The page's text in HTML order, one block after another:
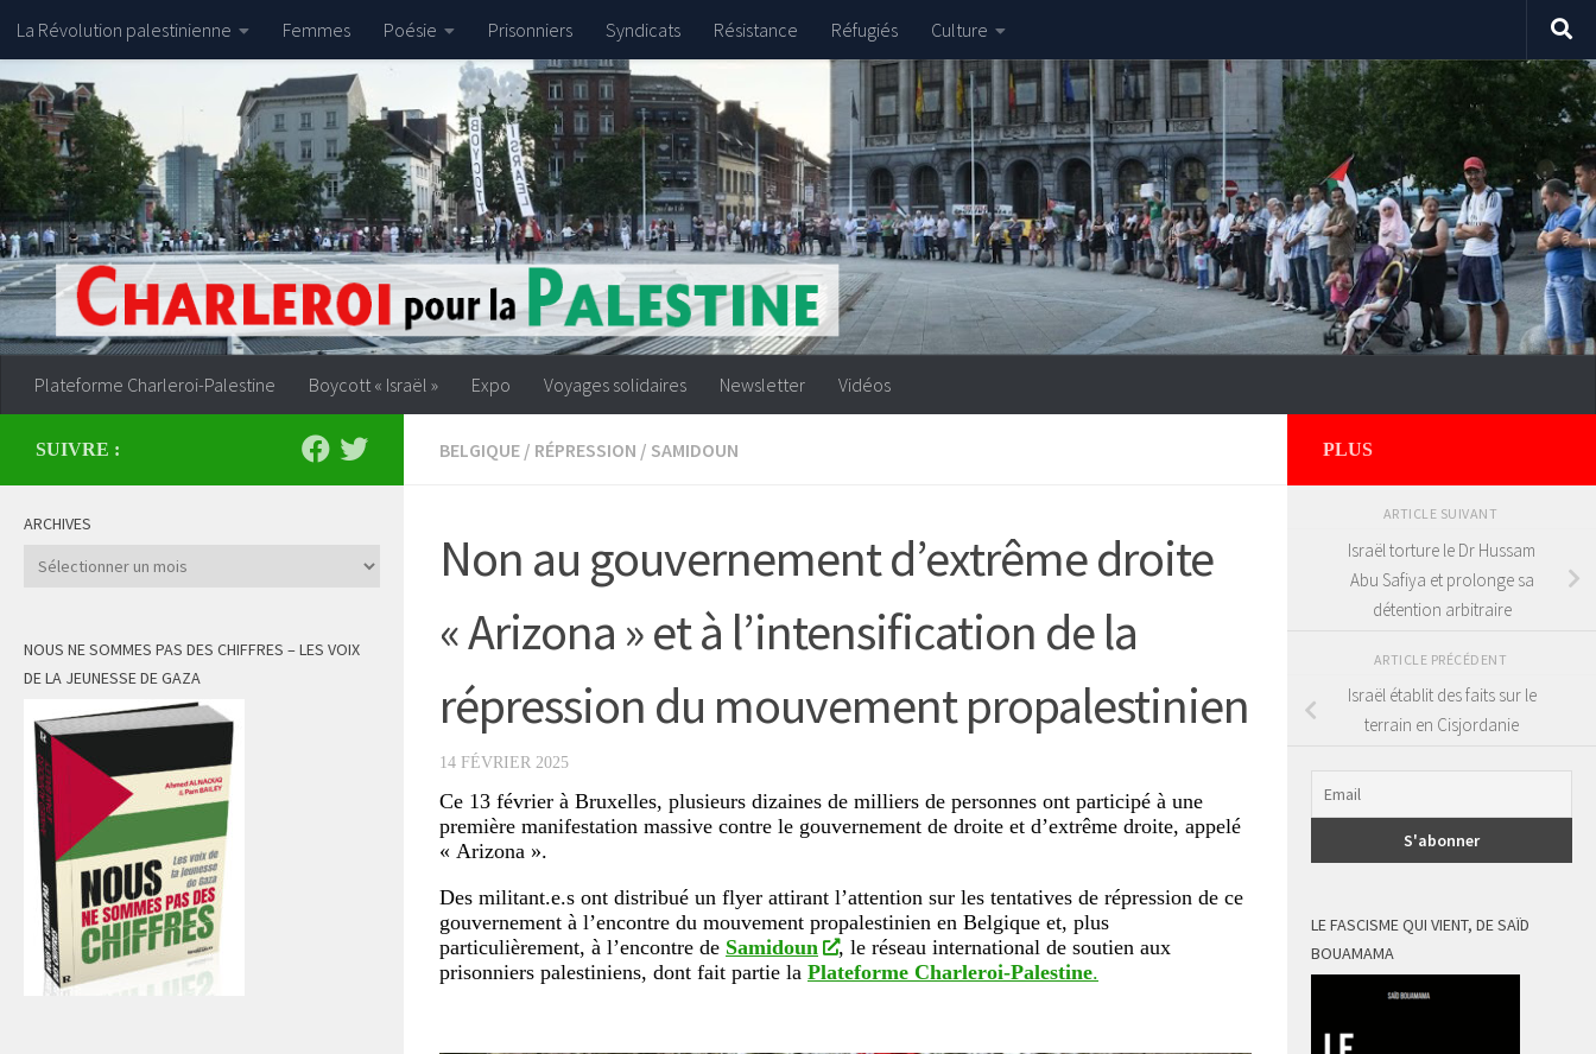
Skip to content
La Révolution palestinienne Femmes Poésie Prisonniers Syndicats Résistance Réfugiés Culture
Plateforme Charleroi-Palestine Boycott « Israël » Expo Voyages solidaires Newsletter Vidéos
BELGIQUE / RÉPRESSION / SAMIDOUN
Non au gouvernement d’extrême droite
« Arizona » et à l’intensification de la
répression du mouvement propalestinien
14 FÉVRIER 2025
Ce 13 février à Bruxelles, plusieurs dizaines de milliers de personnes ont participé à une
première manifestation massive contre le gouvernement de droite et d’extrême droite, appelé
« Arizona ».
Des militant.e.s ont distribué un flyer attirant l’attention sur les tentatives de répression de ce
gouvernement à l’encontre du mouvement propalestinien en Belgique et, plus
particulièrement, à l’encontre de Samidoun
, le réseau international de soutien aux
prisonniers palestiniens, dont fait partie la Plateforme Charleroi-Palestine.
SUIVRE :
ARCHIVES
Archives
NOUS NE SOMMES PAS DES CHIFFRES – LES VOIX
DE LA JEUNESSE DE GAZA
PLUS
ARTICLE SUIVANT
Israël torture le Dr Hussam
Abu Safiya et prolonge sa
détention arbitraire
ARTICLE PRÉCÉDENT
Israël établit des faits sur le
terrain en Cisjordanie
LE FASCISME QUI VIENT, DE SAÏD
BOUAMAMA